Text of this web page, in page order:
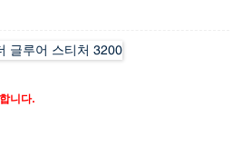
계는 부드러운 움직임을 제공하여 불필요한 진
하며, 상자 크기만 입력하면 빠르게 설정할
습니다. 이탈리아 브랜드 심카(Simca)에서 제
의 스티칭 속도를 구현하여 효율적인 생산을
을 충족하고 포장 품질과 효율성을 향상시킵
니다.
어 시스템을 탑재하여 안정적인 작동과 높은
계는 부드러운 움직임을 제공하여 불필요한 진